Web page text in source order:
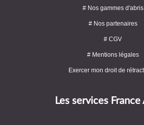
# Nos gammes d'abris
# Nos partenaires
# CGV
# Mentions légales
Exercer mon droit de
Les services France